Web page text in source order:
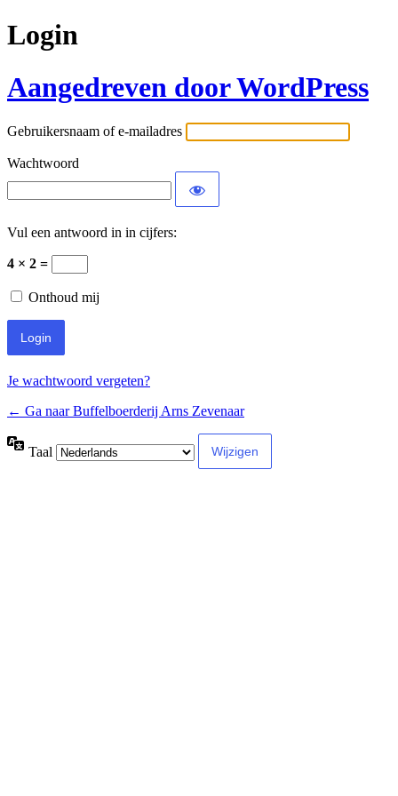
Login
Aangedreven door WordPress
Gebruikersnaam of e-mailadres
Wachtwoord
Vul een antwoord in in cijfers:
4 × 2 =
Onthoud mij
Je wachtwoord vergeten?
← Ga naar Buffelboerderij Arns Zevenaar
Taal